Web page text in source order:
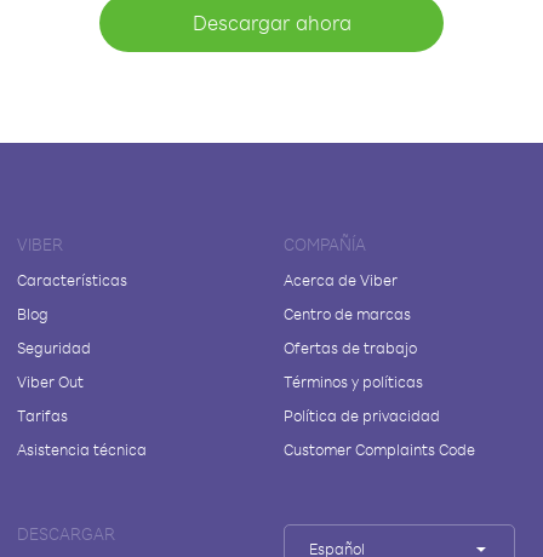
Descargar ahora
VIBER
Características
Blog
Seguridad
Viber Out
Tarifas
Asistencia técnica
COMPAÑÍA
Acerca de Viber
Centro de marcas
Ofertas de trabajo
Términos y políticas
Política de privacidad
Customer Complaints Code
DESCARGAR
Español